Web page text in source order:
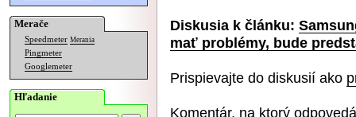
Merače
Speedmeter Merania
Pingmeter
Googlemeter
Hľadanie
Diskusia k článku:
mať problémy, bude
Prispievajte do diskusií ako
Komentár, na ktorý